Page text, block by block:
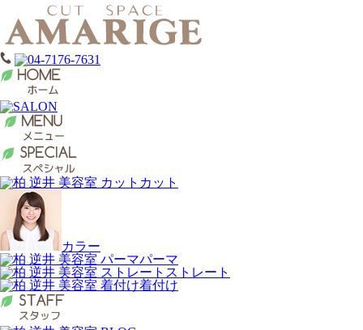
カット
カラー
パーマ
ストレート
着付け